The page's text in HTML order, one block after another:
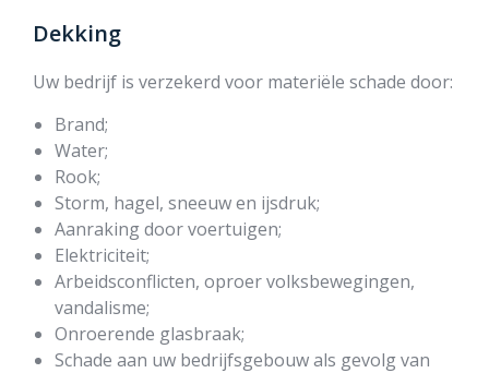
Dekking
Uw bedrijf is verzekerd voor materiële schade door:
Brand;
Water;
Rook;
Storm, hagel, sneeuw en ijsdruk;
Aanraking door voertuigen;
Elektriciteit;
Arbeidsconflicten, oproer volksbewegingen,
vandalisme;
Onroerende glasbraak;
Schade aan uw bedrijfsgebouw als gevolg van